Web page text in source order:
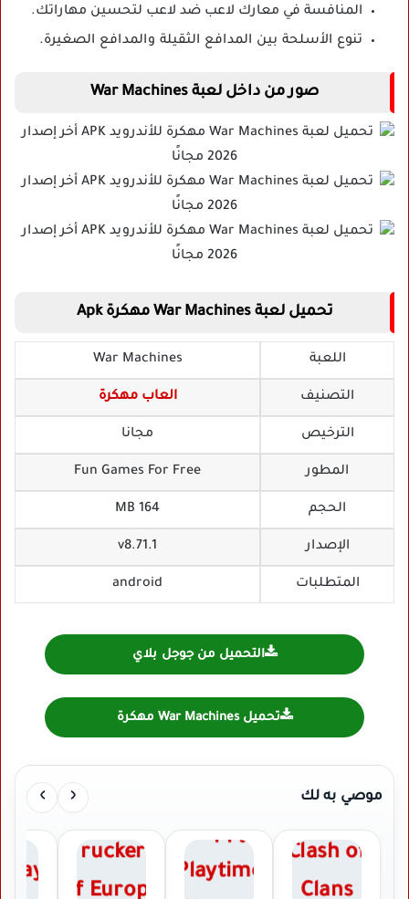
المنافسة في معارك لاعب ضد لاعب لتحسين مهاراتك.
تنوع الأسلحة بين المدافع الثقيلة والمدافع الصغيرة.
صور من داخل لعبة War Machines
تحميل لعبة War Machines مهكرة Apk
اللعبة War Machines
التصنيف العاب مهكرة
الترخيص مجانا
المطور Fun Games For Free
الحجم 164 MB
الإصدار v8.71.1
المتطلبات android
التحميل من جوجل بلاي
تحميل War Machines مهكرة
موصي به لك ‹
›